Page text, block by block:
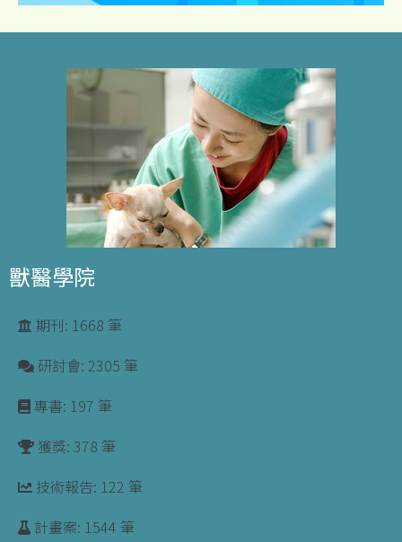
獸醫學院
期刊: 1668 筆
研討會: 2305 筆
專書: 197 筆
獲獎: 378 筆
技術報告: 122 筆
計畫案: 1544 筆